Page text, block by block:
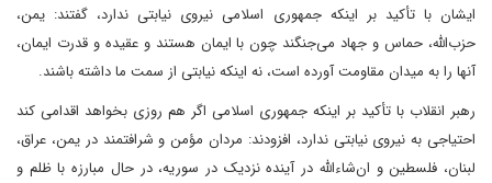
ایشان با تأکید بر اینکه جمهوری اسلامی‌ نیروی نیابتی ندارد، گفتند: یمن،
حزب‌الله، حماس و جهاد می‌جنگند چون با ایمان هستند و عقیده و قدرت ایمان،
آنها را به میدان مقاومت آورده است، نه اینکه نیابتی از سمت ما داشته باشند.
رهبر انقلاب با تأکید بر اینکه جمهوری اسلامی اگر هم روزی بخواهد اقدامی کند
احتیاجی به نیروی نیابتی ندارد، افزودند:‌ مردان مؤمن و شرافتمند در یمن، عراق،
لبنان، فلسطین و ان‌شاءالله در آینده نزدیک در سوریه، در حال مبارزه با ظلم و